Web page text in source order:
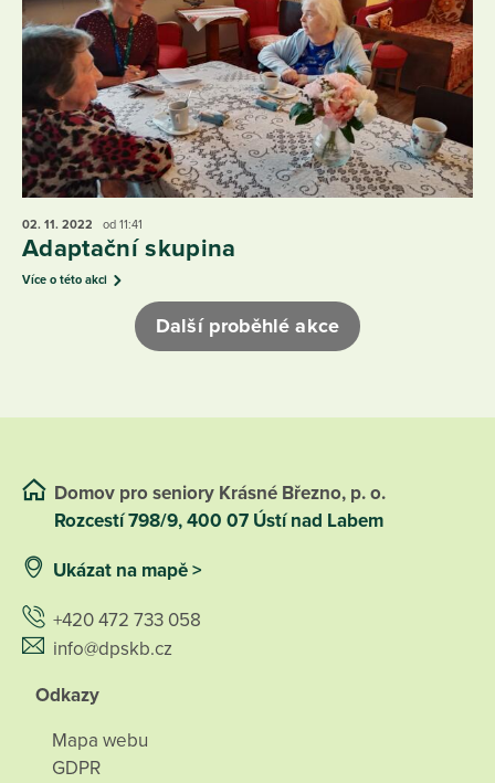
02. 11. 2022 od 11:41
Adaptační skupina
Více o této akci
Další proběhlé akce
Domov pro seniory Krásné Březno, p. o.
Rozcestí 798/9, 400 07 Ústí nad Labem
Ukázat na mapě >
+420 472 733 058
info@dpskb.cz
Odkazy
Mapa webu
GDPR